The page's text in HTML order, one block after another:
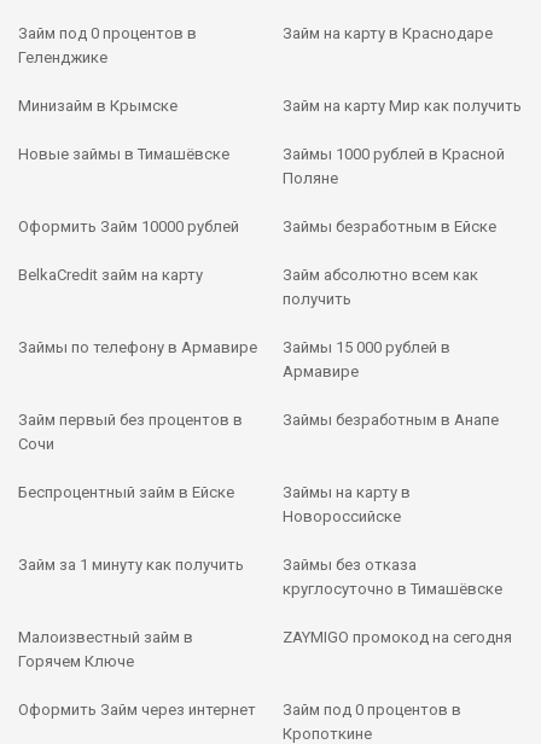
Займ под 0 процентов в
Геленджике
Займ на карту в Краснодаре
Минизайм в Крымске Займ на карту Мир как получить
Новые займы в Тимашёвске
Займы 1000 рублей в Красной
Поляне
Оформить Займ 10000 рублей Займы безработным в Ейске
BelkaCredit займ на карту
Займ абсолютно всем как
получить
Займы по телефону в Армавире
Займы 15 000 рублей в
Армавире
Займ первый без процентов в
Сочи
Займы безработным в Анапе
Беспроцентный займ в Ейске
Займы на карту в
Новороссийске
Займ за 1 минуту как получить
Займы без отказа
круглосуточно в Тимашёвске
Малоизвестный займ в
Горячем Ключе
ZAYMIGO промокод на сегодня
Оформить Займ через интернет
Займ под 0 процентов в
Кропоткине